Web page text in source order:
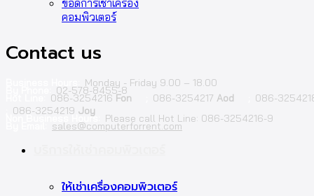
คอมพิวเตอร์
Contact us
Monday - Friday 9.00 – 18.00
02-578-8455-8
086-3254216Fon 086-3254217 Aod 086-
086-3254219 Joy
Non Business Hours: Please call Hot Line: 086-3254216-9
sales@computerforrent.com
ให้เช่าเครื่องคอมพิวเตอร์